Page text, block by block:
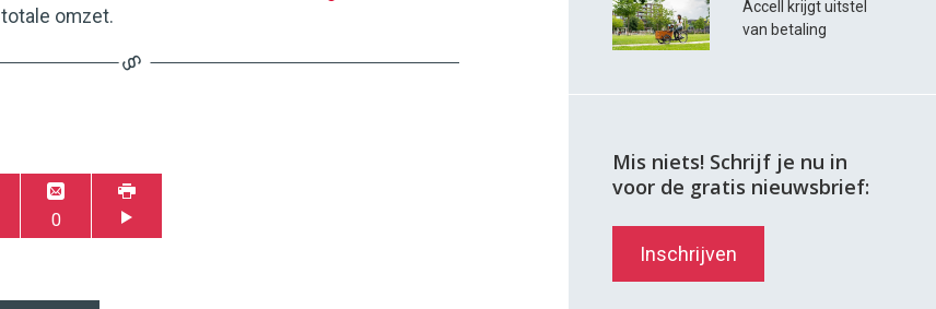
totale omzet.
0
Accell krijgt uitstel
van betaling
Mis niets! Schrijf je nu in
voor de gratis nieuwsbrief:
Inschrijven